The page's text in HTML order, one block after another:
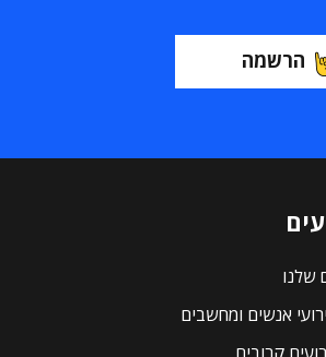
הרשמה
שלנו
אנשים ומחשבים